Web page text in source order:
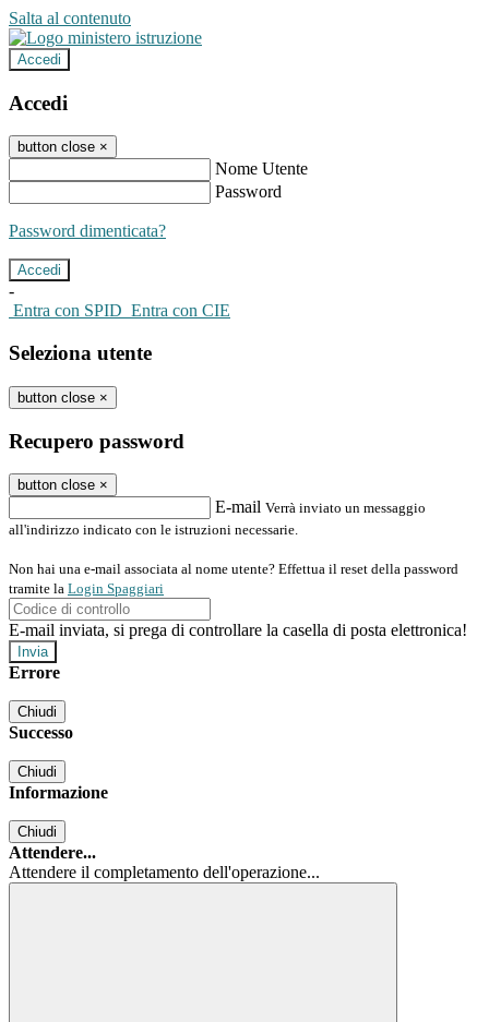
Salta al contenuto
Accedi
Accedi
button close ×
Nome Utente
Password
Password dimenticata?
-
Entra con SPID Entra con CIE
Seleziona utente
button close ×
Recupero password
button close ×
E-mail Verrà inviato un messaggio
all'indirizzo indicato con le istruzioni necessarie.
Non hai una e-mail associata al nome utente? Effettua il reset della password
tramite la Login Spaggiari
E-mail inviata, si prega di controllare la casella di posta elettronica!
Errore
Chiudi
Successo
Chiudi
Informazione
Chiudi
Attendere...
Attendere il completamento dell'operazione...